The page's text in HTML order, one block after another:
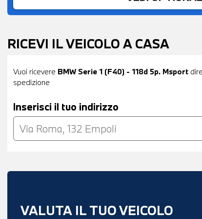
RICEVI IL VEICOLO A CASA
Vuoi ricevere BMW Serie 1 (F40) - 118d 5p. Msport
spedizione
Inserisci il tuo indirizzo
VALUTA IL TUO VEICOLO